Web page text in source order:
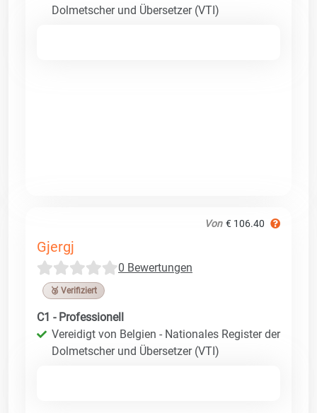
Dolmetscher und Übersetzer (VTI)
Von € 106.40
Gjergj
0 Bewertungen
🥉 Verifiziert
C1 - Professionell
Vereidigt von Belgien - Nationales Register der
Dolmetscher und Übersetzer (VTI)